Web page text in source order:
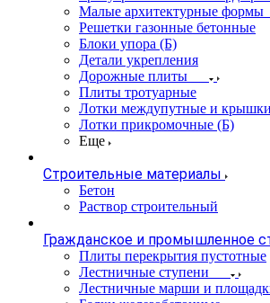
Малые архитектурные формы
Решетки газонные бетонные
Блоки упора (Б)
Детали укрепления
Дорожные плиты
Плиты тротуарные
Лотки междупутные и
Лотки прикромочные (Б)
Еще
Строительные материалы
Бетон
Раствор строительный
Гражданское и промышленное
Плиты перекрытия пустотные
Лестничные ступени
Лестничные марши и